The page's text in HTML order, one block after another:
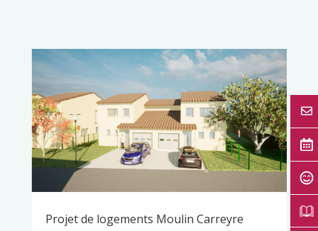
Projet de logements Moulin Carreyre